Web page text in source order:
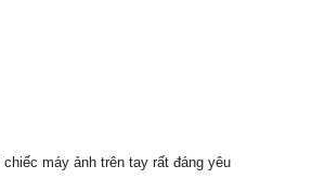
máy ảnh trên tay rất đáng yêu